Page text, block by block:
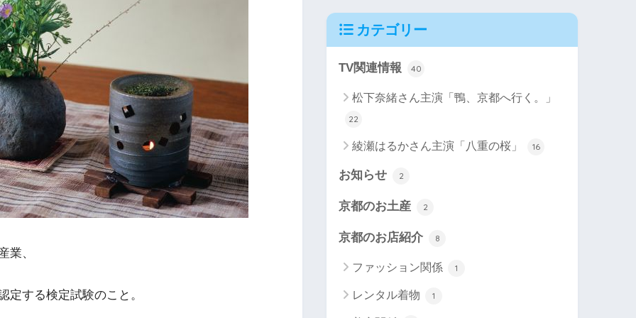
業、
定する検定試験のこと。
カテゴリー
TV関連情報 40
松下奈緒さん主演「鴨、京都へ行く。」
22
綾瀬はるかさん主演「八重の桜」 16
お知らせ 2
京都のお土産 2
京都のお店紹介 8
ファッション関係 1
レンタル着物 1